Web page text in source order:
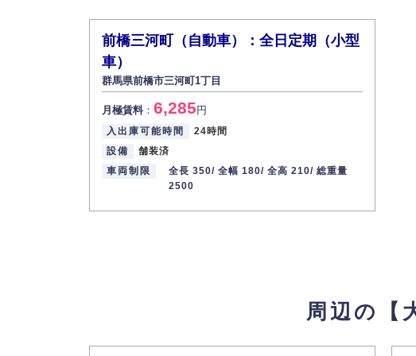
前橋三河町（自動車）：全日定期（小型
車）
群馬県前橋市三河町1丁目
月極賃料： 6,285円
入出庫可能時間
24時間
設備
舗装済
車両制限
全長 350/ 全幅 180/ 全高 210/ 総重量
2500
周辺の【